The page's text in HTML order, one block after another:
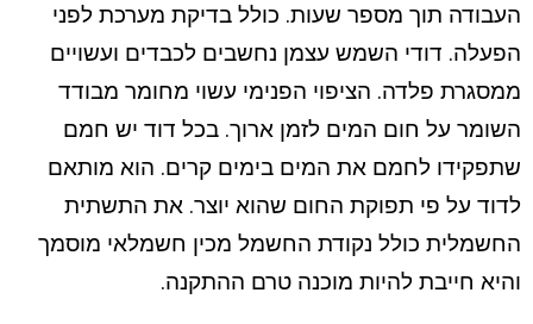
העבודה תוך מספר שעות. כולל בדיקת מערכת לפני
הפעלה. דודי השמש עצמן נחשבים לכבדים ועשויים
ממסגרת פלדה. הציפוי הפנימי עשוי מחומר מבודד
השומר על חום המים לזמן ארוך. בכל דוד יש חמם
שתפקידו לחמם את המים בימים קרים. הוא מותאם
לדוד על פי תפוקת החום שהוא יוצר. את התשתית
החשמלית כולל נקודת החשמל מכין חשמלאי מוסמך
והיא חייבת להיות מוכנה טרם ההתקנה.